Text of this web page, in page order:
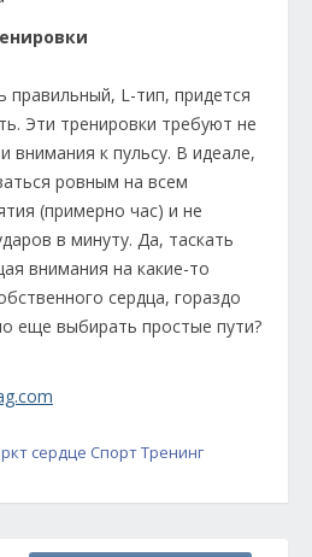
правильный, L-тип, придется
Эти тренировки требуют не
внимания к пульсу. В идеале,
ровным на всем
(примерно час) и не
в минуту. Да, таскать
внимания на какие-то
сердца, гораздо
еще выбирать простые пути?
сердце СпортТренинг